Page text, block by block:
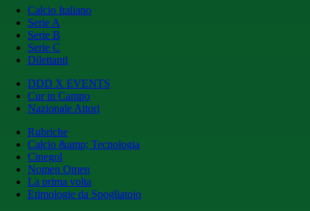
Calcio Italiano
Serie A
Serie B
Serie C
Dilettanti
DDD X EVENTS
Cur in Campo
Nazionale Attori
Rubriche
Calcio &amp; Tecnologia
Cinegol
Nomen Omen
La prima volta
Etimologie da Spogliatoio